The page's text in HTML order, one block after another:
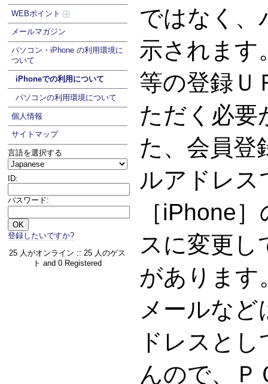
WEBポイント
メールマガジン
パソコン・iPhone の利用環境に
ついて
iPhoneでの利用について
パソコンの利用環境について
個人情報
サイトマップ
言語を選択する
ID:
パスワード:
登録したいですか?
25 人がオンライン :: 25 人のゲス
ト and 0 Registered
ではなく、
示されます
等の登録Ｕ
ただく必要
た、会員登
ルアドレス
［iPhone
スに変更し
があります
メールなど
ドレスと
んので、Ｐ